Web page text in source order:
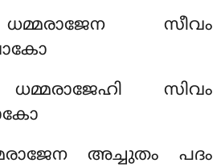
ധമ്മരാജേന സീവം
സിവം
അച്ചുതം പദം